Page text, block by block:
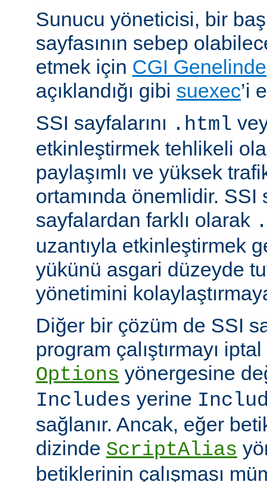
Sunucu yöneticisi, bir
sayfasının sebep
etmek için CGI Genelinde
açıklandığı gibi suexec’i
SSI sayfalarını .html
etkinleştirmek tehlikeli
paylaşımlı ve yüksek
ortamında önemlidir. SSI
sayfalardan farklı olarak
uzantıyla etkinleştirmek
yükünü asgari düzeyde
yönetimini
Diğer bir çözüm de SSI
program çalıştırmayı
Options yönergesine
Includes yerine
sağlanır. Ancak, eğer
dizinde ScriptAlias
betiklerinin çalışması